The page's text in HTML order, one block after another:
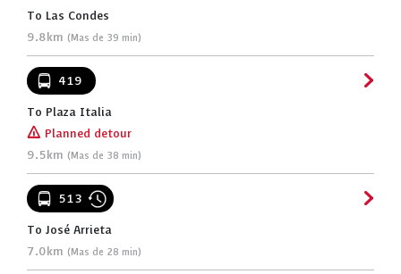
To Las Condes
9.8km (Mas de 39 min)
419
To Plaza Italia
[!] Planned detour
9.5km (Mas de 38 min)
513
To José Arrieta
7.0km (Mas de 28 min)